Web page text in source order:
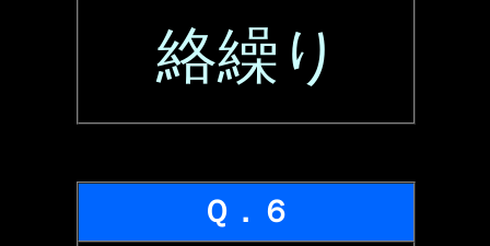
絡繰り
Ｑ．６